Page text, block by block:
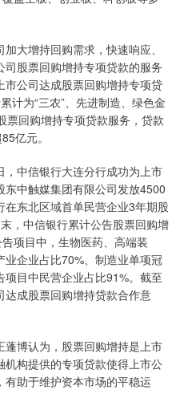
增持回购需求，快速响应、
股票回购增持专项贷款的服务
公司达成股票回购增持专项贷
计为“三农”、先进制造、绿色金
票回购增持专项贷款服务，贷款
亿元。
中信银行大连分行成功为上市
中触媒集团有限公司发放4500
东北区域首单民营企业3年期股
，中信银行累计公告股票回购增
项目中，生物医药、高端装
企业占比70%、制造业单项冠
目中民营企业占比91%。截至
达成股票回购增持贷款合作意
博认为，股票回购增持是上市
构提供的专项贷款使得上市公
助于维护资本市场的平稳运